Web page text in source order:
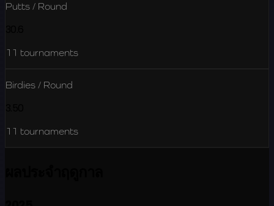
Putts / Round
11 tournaments
Birdies / Round
11 tournaments